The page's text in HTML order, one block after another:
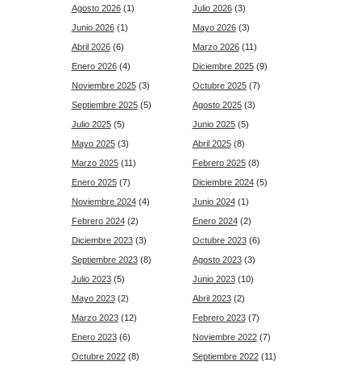
Agosto 2026(1) Julio 2026(3)
Junio 2026(1) Mayo 2026(3)
Abril 2026(6) Marzo 2026(11)
Enero 2026(4) Diciembre 2025(9)
Noviembre 2025(3) Octubre 2025(7)
Septiembre 2025(5) Agosto 2025(3)
Julio 2025(5) Junio 2025(5)
Mayo 2025(3) Abril 2025(8)
Marzo 2025(11) Febrero 2025(8)
Enero 2025(7) Diciembre 2024(5)
Noviembre 2024(4) Junio 2024(1)
Febrero 2024(2) Enero 2024(2)
Diciembre 2023(3) Octubre 2023(6)
Septiembre 2023(8) Agosto 2023(3)
Julio 2023(5) Junio 2023(10)
Mayo 2023(2) Abril 2023(2)
Marzo 2023(12) Febrero 2023(7)
Enero 2023(6) Noviembre 2022(7)
Octubre 2022(8) Septiembre 2022(11)